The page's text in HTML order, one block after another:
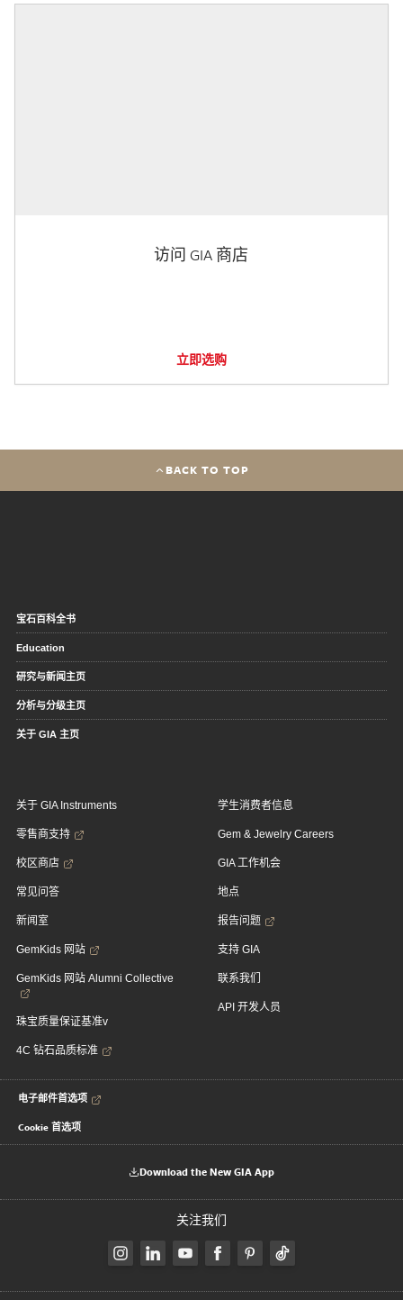
访问 GIA 商店
立即选购
BACK TO TOP
宝石百科全书
Education
研究与新闻主页
分析与分级主页
关于 GIA 主页
关于 GIA Instruments
零售商支持
校区商店
常见问答
新闻室
GemKids 网站
GemKids 网站 Alumni Collective
珠宝质量保证基准v
4C 钻石品质标准
学生消费者信息
Gem & Jewelry Careers
GIA 工作机会
地点
报告问题
支持 GIA
联系我们
API 开发人员
电子邮件首选项
Cookie 首选项
Download the New GIA App
关注我们